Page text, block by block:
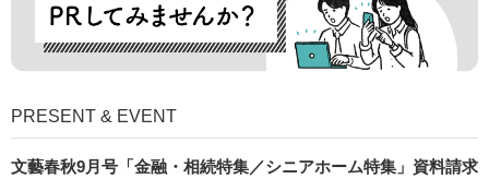
PRESENT & EVENT
文藝春秋9月号「金融・相続特集／シニアホーム特集」資料請求